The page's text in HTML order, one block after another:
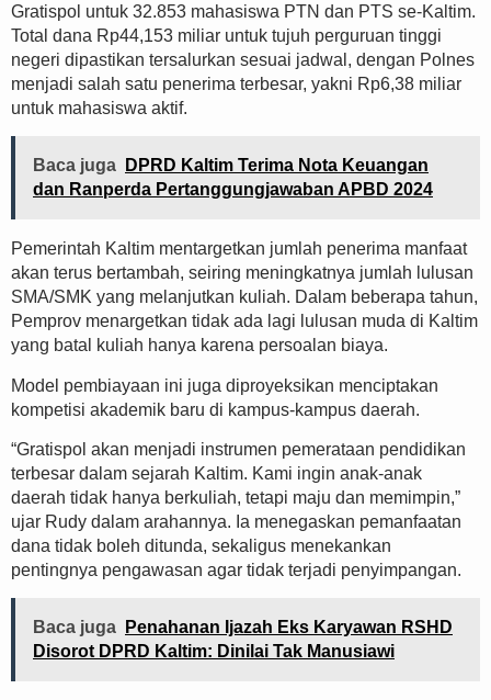
Gratispol untuk 32.853 mahasiswa PTN dan PTS se-Kaltim.
Total dana Rp44,153 miliar untuk tujuh perguruan tinggi
negeri dipastikan tersalurkan sesuai jadwal, dengan Polnes
menjadi salah satu penerima terbesar, yakni Rp6,38 miliar
untuk mahasiswa aktif.
Baca juga
DPRD Kaltim Terima Nota Keuangan
dan Ranperda Pertanggungjawaban APBD 2024
Pemerintah Kaltim mentargetkan jumlah penerima manfaat
akan terus bertambah, seiring meningkatnya jumlah lulusan
SMA/SMK yang melanjutkan kuliah. Dalam beberapa tahun,
Pemprov menargetkan tidak ada lagi lulusan muda di Kaltim
yang batal kuliah hanya karena persoalan biaya.
Model pembiayaan ini juga diproyeksikan menciptakan
kompetisi akademik baru di kampus-kampus daerah.
“Gratispol akan menjadi instrumen pemerataan pendidikan
terbesar dalam sejarah Kaltim. Kami ingin anak-anak
daerah tidak hanya berkuliah, tetapi maju dan memimpin,”
ujar Rudy dalam arahannya. Ia menegaskan pemanfaatan
dana tidak boleh ditunda, sekaligus menekankan
pentingnya pengawasan agar tidak terjadi penyimpangan.
Baca juga
Penahanan Ijazah Eks Karyawan RSHD
Disorot DPRD Kaltim: Dinilai Tak Manusiawi